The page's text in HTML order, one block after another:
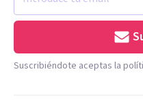
Suscribiéndote aceptas la